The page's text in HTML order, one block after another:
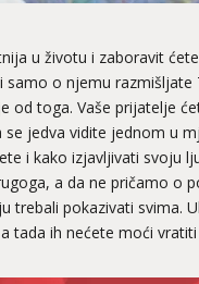
u životu i zaboravit
samo o njemu
od toga. Vaše prijatelje
jedva vidite jednom u
i kako izjavljivati svoju
a da ne pričamo o
trebali pokazivati svima.
tada ih nećete moći